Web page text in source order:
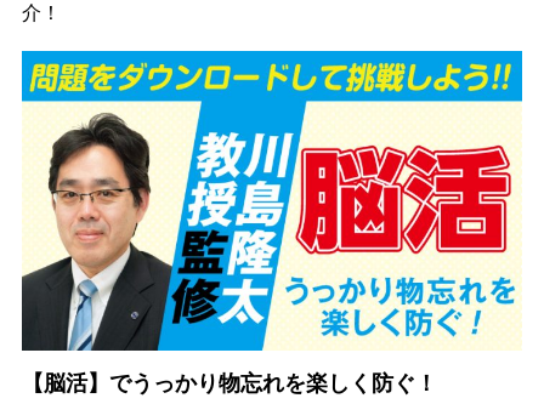
介！
【脳活】でうっかり物忘れを楽しく防ぐ！